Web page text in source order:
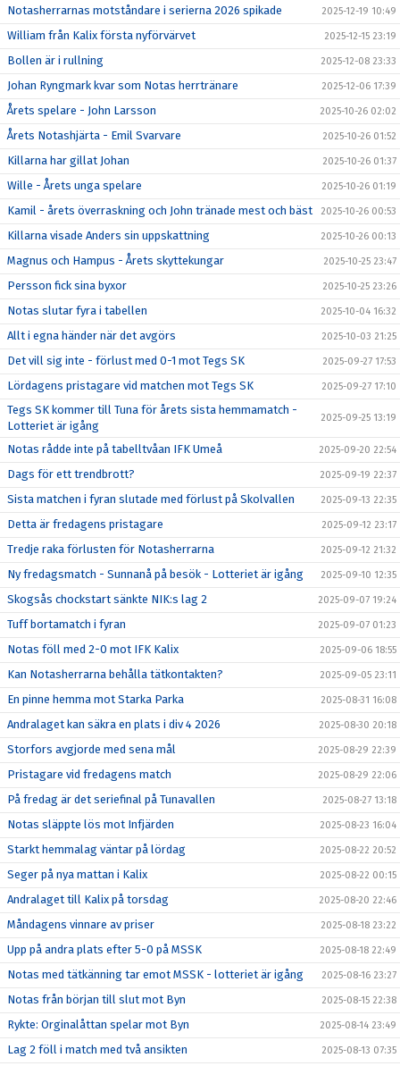
Notasherrarnas motståndare i serierna 2026 spikade 2025-12-19 10:49
William från Kalix första nyförvärvet 2025-12-15 23:19
Bollen är i rullning 2025-12-08 23:33
Johan Ryngmark kvar som Notas herrtränare 2025-12-06 17:39
Årets spelare - John Larsson 2025-10-26 02:02
Årets Notashjärta - Emil Svarvare 2025-10-26 01:52
Killarna har gillat Johan 2025-10-26 01:37
Wille - Årets unga spelare 2025-10-26 01:19
Kamil - årets överraskning och John tränade mest och bäst 2025-10-26 00:53
Killarna visade Anders sin uppskattning 2025-10-26 00:13
Magnus och Hampus - Årets skyttekungar 2025-10-25 23:47
Persson fick sina byxor 2025-10-25 23:26
Notas slutar fyra i tabellen 2025-10-04 16:32
Allt i egna händer när det avgörs 2025-10-03 21:25
Det vill sig inte - förlust med 0-1 mot Tegs SK 2025-09-27 17:53
Lördagens pristagare vid matchen mot Tegs SK 2025-09-27 17:10
Tegs SK kommer till Tuna för årets sista hemmamatch -
Lotteriet är igång
2025-09-25 13:19
Notas rådde inte på tabelltvåan IFK Umeå 2025-09-20 22:54
Dags för ett trendbrott? 2025-09-19 22:37
Sista matchen i fyran slutade med förlust på Skolvallen 2025-09-13 22:35
Detta är fredagens pristagare 2025-09-12 23:17
Tredje raka förlusten för Notasherrarna 2025-09-12 21:32
Ny fredagsmatch - Sunnanå på besök - Lotteriet är igång 2025-09-10 12:35
Skogsås chockstart sänkte NIK:s lag 2 2025-09-07 19:24
Tuff bortamatch i fyran 2025-09-07 01:23
Notas föll med 2-0 mot IFK Kalix 2025-09-06 18:55
Kan Notasherrarna behålla tätkontakten? 2025-09-05 23:11
En pinne hemma mot Starka Parka 2025-08-31 16:08
Andralaget kan säkra en plats i div 4 2026 2025-08-30 20:18
Storfors avgjorde med sena mål 2025-08-29 22:39
Pristagare vid fredagens match 2025-08-29 22:06
På fredag är det seriefinal på Tunavallen 2025-08-27 13:18
Notas släppte lös mot Infjärden 2025-08-23 16:04
Starkt hemmalag väntar på lördag 2025-08-22 20:52
Seger på nya mattan i Kalix 2025-08-22 00:15
Andralaget till Kalix på torsdag 2025-08-20 22:46
Måndagens vinnare av priser 2025-08-18 23:22
Upp på andra plats efter 5-0 på MSSK 2025-08-18 22:49
Notas med tätkänning tar emot MSSK - lotteriet är igång 2025-08-16 23:27
Notas från början till slut mot Byn 2025-08-15 22:38
Rykte: Orginalåttan spelar mot Byn 2025-08-14 23:49
Lag 2 föll i match med två ansikten 2025-08-13 07:35